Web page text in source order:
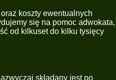
koszty ewentualnych
się na pomoc adwokata,
od kilkuset do kilku tysięcy
składany jest po